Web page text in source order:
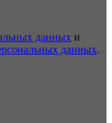
данных и
данных.